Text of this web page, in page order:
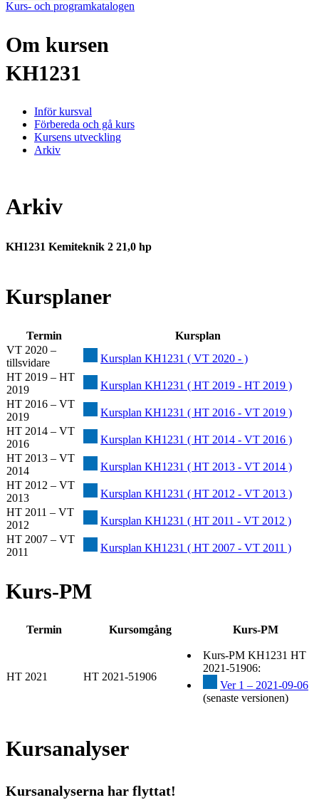
Kurs- och programkatalogen
Om kursen
KH1231
Inför kursval
Förbereda och gå kurs
Kursens utveckling
Arkiv
Arkiv
KH1231 Kemiteknik 2 21,0 hp
Kursplaner
Termin
Kursplan
VT 2020 –
tillsvidare
Kursplan KH1231 ( VT 2020 - )
HT 2019 – HT
2019
Kursplan KH1231 ( HT 2019 - HT 2019 )
HT 2016 – VT
2019
Kursplan KH1231 ( HT 2016 - VT 2019 )
HT 2014 – VT
2016
Kursplan KH1231 ( HT 2014 - VT 2016 )
HT 2013 – VT
2014
Kursplan KH1231 ( HT 2013 - VT 2014 )
HT 2012 – VT
2013
Kursplan KH1231 ( HT 2012 - VT 2013 )
HT 2011 – VT
2012
Kursplan KH1231 ( HT 2011 - VT 2012 )
HT 2007 – VT
2011
Kursplan KH1231 ( HT 2007 - VT 2011 )
Kurs-PM
Termin Kursomgång Kurs-PM
HT 2021 HT 2021-51906
Kurs-PM KH1231 HT
2021-51906:
Ver 1 – 2021-09-06
(senaste versionen)
Kursanalyser
Kursanalyserna har flyttat!